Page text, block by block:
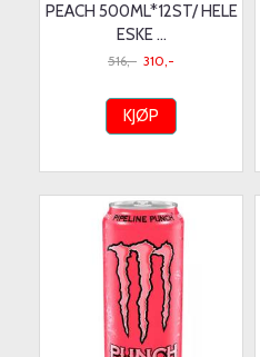
PEACH 500ML*12ST/ HELE
ESKE ...
516,- 310,-
KJØP